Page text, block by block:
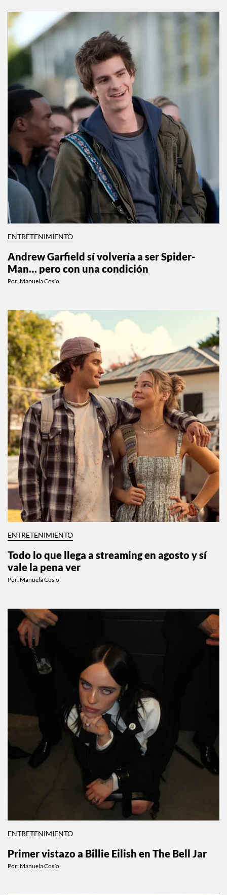
ENTRETENIMIENTO
Andrew Garfield sí volvería a ser Spider-
Man… pero con una condición
Por: Manuela Cosío
ENTRETENIMIENTO
Todo lo que llega a streaming en agosto y sí
vale la pena ver
Por: Manuela Cosío
ENTRETENIMIENTO
Primer vistazo a Billie Eilish en The Bell Jar
Por: Manuela Cosío